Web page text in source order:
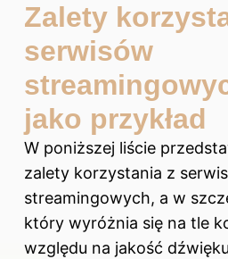
Zalety
serwisów
jako przykład
W poniższej liście
zalety korzystania z
streamingowych, a w
który wyróżnia się na tle
względu na jakość